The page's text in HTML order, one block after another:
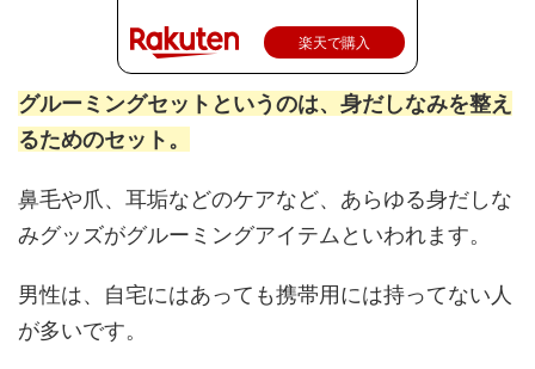
楽天で購入
グルーミングセットというのは、身だしなみを整え
るためのセット。
鼻毛や爪、耳垢などのケアなど、あらゆる身だしな
みグッズがグルーミングアイテムといわれます。
男性は、自宅にはあっても携帯用には持ってない人
が多いです。